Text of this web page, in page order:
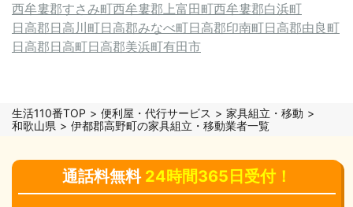
西牟婁郡すさみ町西牟婁郡上富田町西牟婁郡白浜町
日高郡日高川町日高郡みなべ町日高郡印南町日高郡由良町
日高郡日高町日高郡美浜町有田市
生活110番TOP 便利屋・代行サービス
家具組立・移動
和歌山県
伊都郡高野町の家具組立・移動業者一覧
通話料無料 24時間365日受付！